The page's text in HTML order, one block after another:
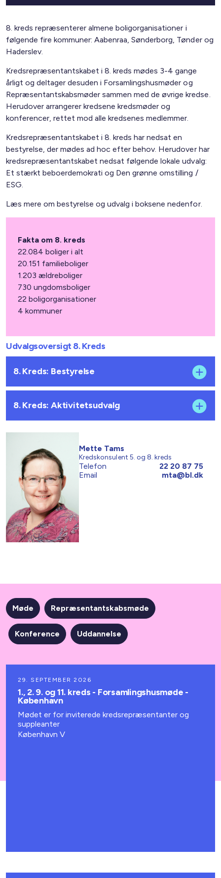
8. kreds repræsenterer almene boligorganisationer i
følgende fire kommuner: Aabenraa, Sønderborg, Tønder og
Haderslev.
Kredsrepræsentantskabet i 8. kreds mødes 3-4 gange
årligt og deltager desuden i Forsamlingshusmøder og
Repræsentantskabsmøder sammen med de øvrige kredse.
Herudover arrangerer kredsene kredsmøder og
konferencer, rettet mod alle kredsenes medlemmer.
Kredsrepræsentantskabet i 8. kreds har nedsat en
bestyrelse, der mødes ad hoc efter behov. Herudover har
kredsrepræsentantskabet nedsat følgende lokale udvalg:
Et stærkt beboerdemokrati og Den grønne omstilling /
ESG.
Læs mere om bestyrelse og udvalg i boksene nedenfor.
Fakta om 8. kreds
22.084 boliger i alt
20.151 familieboliger
1.203 ældreboliger
730 ungdomsboliger
22 boligorganisationer
4 kommuner
Udvalgsoversigt 8. Kreds
8. Kreds: Bestyrelse
8. Kreds: Aktivitetsudvalg
Mette Tams
Kredskonsulent 5. og 8. kreds
Telefon
22 20 87 75
Email
mta@bl.dk
Møde Repræsentantskabsmøde
Konference Uddannelse
29. SEPTEMBER 2026
1., 2. 9. og 11. kreds - Forsamlingshusmøde -
København
Mødet er for inviterede kredsrepræsentanter og
suppleanter
København V